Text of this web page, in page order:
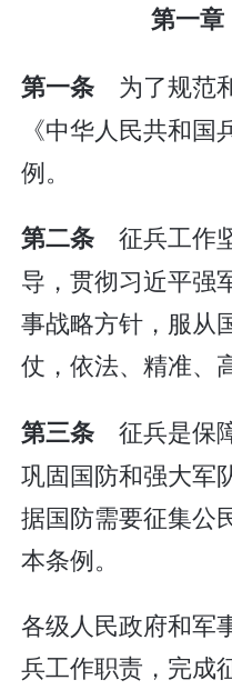
第一
第一条 为了规范
《中华人民共和
例。
第二条 征兵工作
导，贯彻习近平强
事战略方针，服从
仗，依法、精准、
第三条 征兵是保
巩固国防和强大军
据国防需要征集公
本条例。
各级人民政府和军
兵工作职责，完成